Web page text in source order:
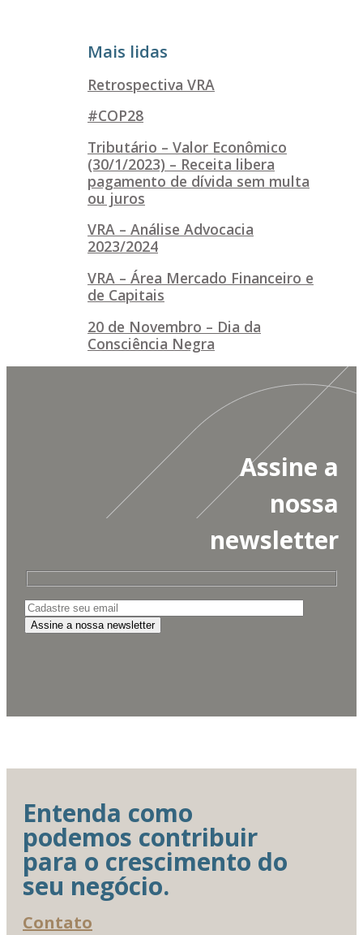
Mais lidas
Retrospectiva VRA
#COP28
Tributário – Valor Econômico
(30/1/2023) – Receita libera
pagamento de dívida sem multa
ou juros
VRA – Análise Advocacia
2023/2024
VRA – Área Mercado Financeiro e
de Capitais
20 de Novembro – Dia da
Consciência Negra
Assine a
nossa
newsletter
Entenda como
podemos contribuir
para o crescimento do
seu negócio.
Contato